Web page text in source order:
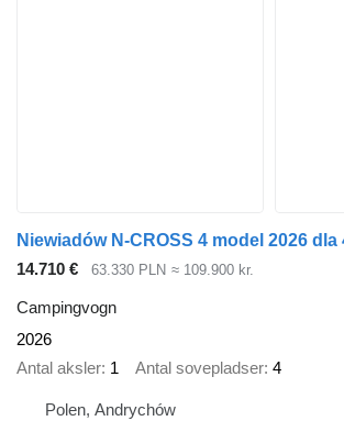
Niewiadów N-CROSS 4 model 2026 dla
14.710 €
63.330 PLN ≈ 109.900 kr.
Campingvogn
2026
Antal aksler 1 Antal sovepladser 4
Polen, Andrychów